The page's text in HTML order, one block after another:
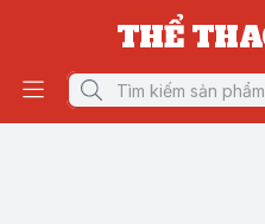
THỂ